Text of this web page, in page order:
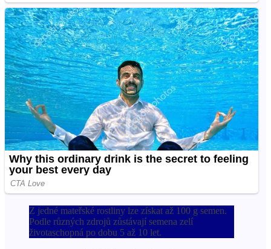
Z jedné mateřské rostliny lze získat až 100 g semen.
Podle různých zdrojů zůstávají semena zelí
životaschopná po dobu 5 až 10 let.